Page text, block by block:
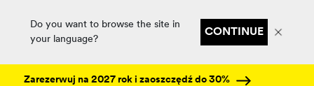
Do you want to browse the site in
your language?
CONTINUE
Zarezerwuj na 2027 rok i zaoszczędź do 30%